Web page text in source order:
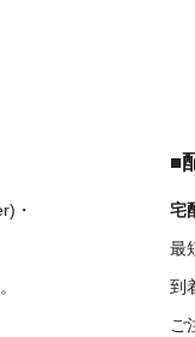
・
■
宅
最
到
ご